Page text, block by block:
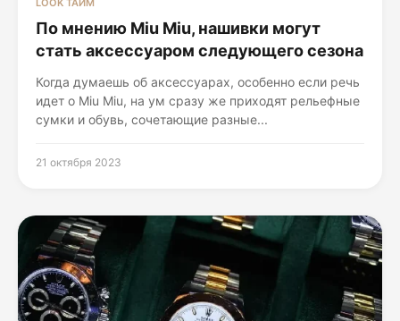
LOOK ТАЙМ
По мнению Miu Miu, нашивки могут
стать аксессуаром следующего сезона
Когда думаешь об аксессуарах, особенно если речь
идет о Miu Miu, на ум сразу же приходят рельефные
сумки и обувь, сочетающие разные...
21 октября 2023